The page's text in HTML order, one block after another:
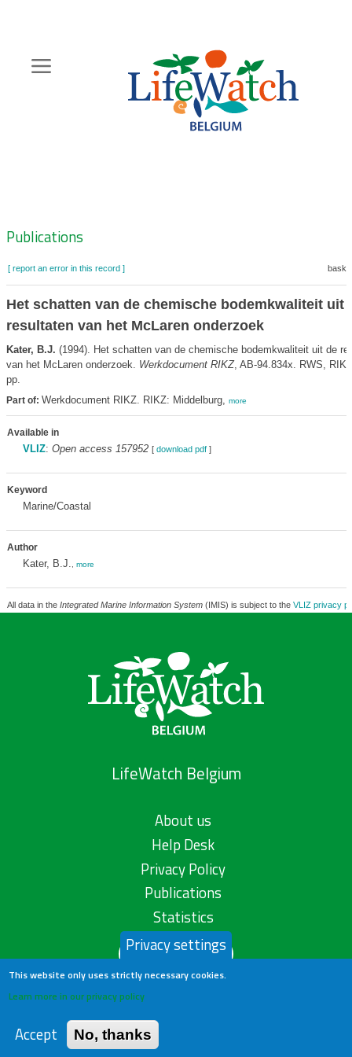
content
Zoeknavigatie
Publications
[ report an error in this record ]
Het schatten van de chemische bodemkwaliteit uit
resultaten van het McLaren onderzoek
Kater, B.J. (1994). Het schatten van de chemische bodemkwaliteit uit de
van het McLaren onderzoek. Werkdocument RIKZ, AB-94.834x. RWS,
pp.
Part of: Werkdocument RIKZ. RIKZ: Middelburg, more
Available in
VLIZ: Open access 157952 [ download pdf]
Keyword
Marine/Coastal
Author
Kater, B.J. more
All data in the Integrated Marine Information System(IMIS) is subject to the VLIZ privacy
LifeWatch Belgium
About us
Help Desk
Privacy Policy
Publications
Statistics
Contact us
Privacy settings
This website only uses strictly necessary cookies.
Learn more in our privacy policy
Accept No, thanks